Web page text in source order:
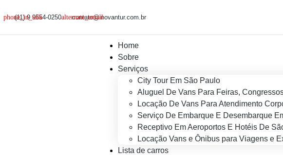
(11) 9 9554-0250 contato@inovantur.com.br
Home
Sobre
Serviços
City Tour Em São Paulo
Aluguel De Vans Para Feiras,
Locação De Vans Para Atendimento
Serviço De Embarque E Desembarque
Receptivo Em Aeroportos E Hotéis De
Locação Vans e Ônibus para Viagens e
Lista de carros